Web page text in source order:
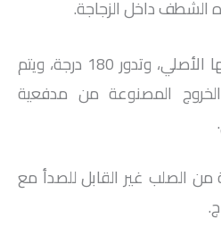
الشطف داخل الزجاجة.
– تعود الزجاجة إلى وضعها الأصلي، وتدور 180 درجة، ويتم
المصنوعة من مدفعية
الصلب غير القابل للصدأ مع